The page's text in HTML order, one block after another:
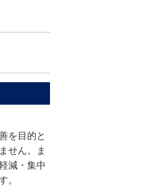
を目的と
せん。ま
減・集中
。